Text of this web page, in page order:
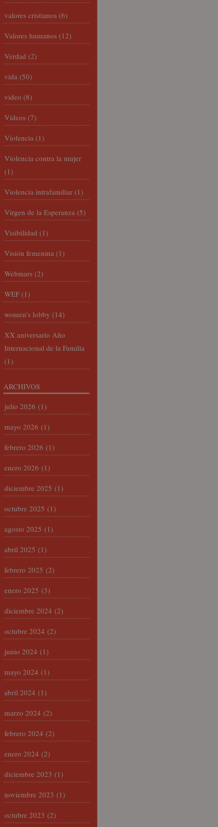
valores cristianos (6)
Valores humanos (12)
Verdad (2)
vida (50)
video (8)
Vídeos (7)
Violencia (1)
Violencia contra la mujer
(1)
Violencia intrafamiliar (1)
Virgen de la Esperanza (5)
Visibilidad (1)
Visión femenina (1)
Webinars (2)
WEF (1)
women's lobby (14)
XX aniversario Año
Internacional de la Familia
(1)
ARCHIVOS
julio 2026 (1)
mayo 2026 (1)
febrero 2026 (1)
enero 2026 (1)
diciembre 2025 (1)
octubre 2025 (1)
agosto 2025 (1)
abril 2025 (1)
febrero 2025 (2)
enero 2025 (3)
diciembre 2024 (2)
octubre 2024 (2)
junio 2024 (1)
mayo 2024 (1)
abril 2024 (1)
marzo 2024 (2)
febrero 2024 (2)
enero 2024 (2)
diciembre 2023 (1)
noviembre 2023 (1)
octubre 2023 (2)